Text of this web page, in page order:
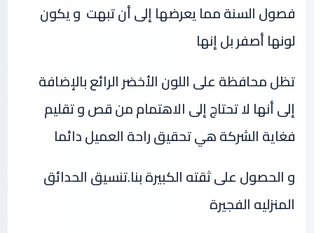
فصول السنة مما يعرضها إلى أن تبهت و يكون
لونها أصفر بل إنها
تظل محافظة على اللون الأخضر الرائع بالإضافة
إلى أنها لا تحتاج إلى الاهتمام من قص و تقليم
فغاية الشركة هي تحقيق راحة العميل دائما
و الحصول على ثقته الكبيرة بنا.تنسيق الحدائق
المنزليه الفجيرة